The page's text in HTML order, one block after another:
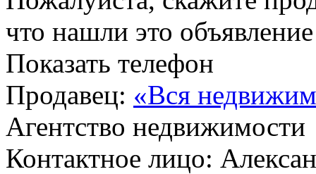
что нашли это
Показать телефон
Продавец: «Вся
Агентство недвижимости
Контактное лицо: